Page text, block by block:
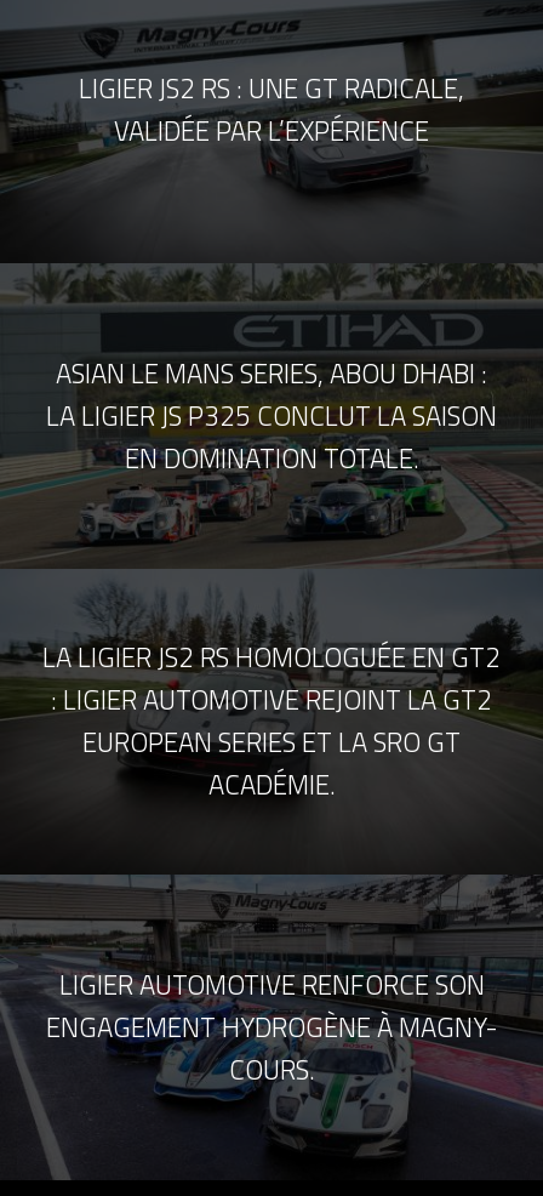
LIGIER JS2 RS : UNE GT RADICALE,
VALIDÉE PAR L’EXPÉRIENCE
ASIAN LE MANS SERIES, ABOU DHABI :
LA LIGIER JS P325 CONCLUT LA SAISON
EN DOMINATION TOTALE.
LA LIGIER JS2 RS HOMOLOGUÉE EN GT2
: LIGIER AUTOMOTIVE REJOINT LA GT2
EUROPEAN SERIES ET LA SRO GT
ACADÉMIE.
LIGIER AUTOMOTIVE RENFORCE SON
ENGAGEMENT HYDROGÈNE À MAGNY-
COURS.